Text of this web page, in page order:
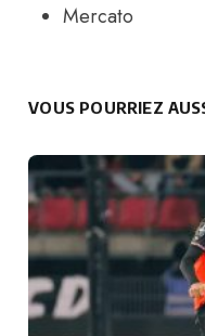
Mercato
VOUS POURRIEZ